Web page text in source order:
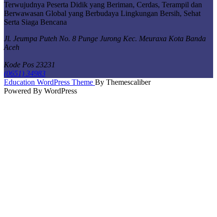
Terwujudnya Peserta Didik yang Beriman, Cerdas, Terampil dan
Berwawasan Global yang Berbudaya Lingkungan Bersih, Sehat
Serta Siaga Bencana
Jl. Jeumpa Puteh No. 8 Punge Jurong Kec. Meuraxa Kota Banda
Aceh
Kode Pos 23231
(0651) 34983
Scroll
Up
Education WordPress Theme By Themescaliber
Powered By WordPress